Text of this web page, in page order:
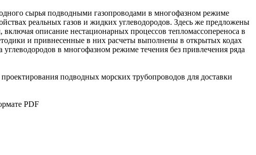
сырья подводными газопроводами в многофазном режиме
реальных газов и жидких углеводородов. Здесь же предложены
описание нестационарных процессов тепломассопереноса в
и привнесенные в них расчеты выполнены в открытых кодах
в многофазном режиме течения без привлечения ряда
подводных морских трубопроводов для доставки
PDF